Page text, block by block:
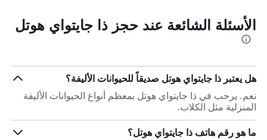
الأسئلة الشائعة عند حجز ذا جايتواي هوتل
هل يعتبر ذا جايتواي هوتل صديقاً للحيوانات الأليفة؟
نعم. يرحب في ذا جايتواي هوتل بمعظم أنواع الحيوانات الأليفة
المنزلية مثل الكلاب.
ما هو رقم هاتف ذا جايتواي هوتل؟